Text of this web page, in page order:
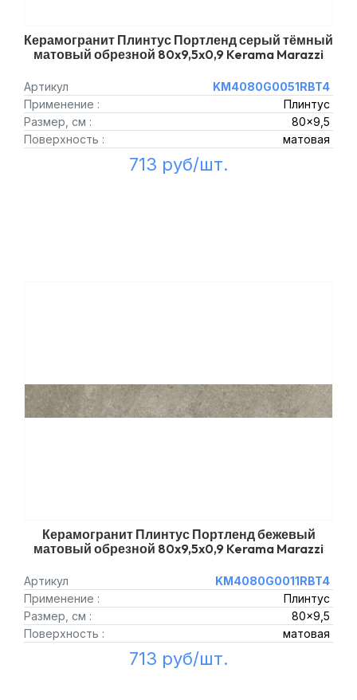
Керамогранит Плинтус Портленд серый тёмный
матовый обрезной 80x9,5x0,9 Kerama Marazzi
Артикул
KM4080G0051RBT4
Применение :
Плинтус
Размер, см :
80x9,5
Поверхность :
матовая
713 руб/шт.
Керамогранит Плинтус Портленд бежевый
матовый обрезной 80x9,5x0,9 Kerama Marazzi
Артикул
KM4080G0011RBT4
Применение :
Плинтус
Размер, см :
80x9,5
Поверхность :
матовая
713 руб/шт.